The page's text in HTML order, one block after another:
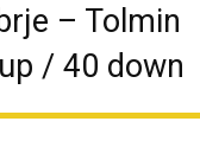
– Tolmin
/ 40 down